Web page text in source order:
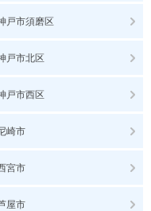
戸市須磨区
戸市北区
戸市西区
崎市
宮市
屋市